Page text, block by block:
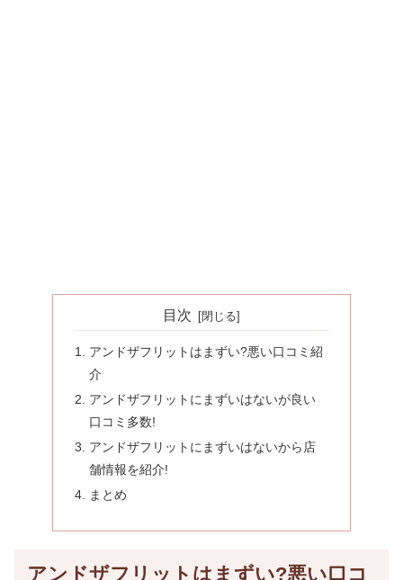
目次
アンドザフリットはまずい?悪い口コミ紹
介
アンドザフリットにまずいはないが良い
口コミ多数!
アンドザフリットにまずいはないから店
舗情報を紹介!
まとめ
アンドザフリットはまずい?悪い口コ